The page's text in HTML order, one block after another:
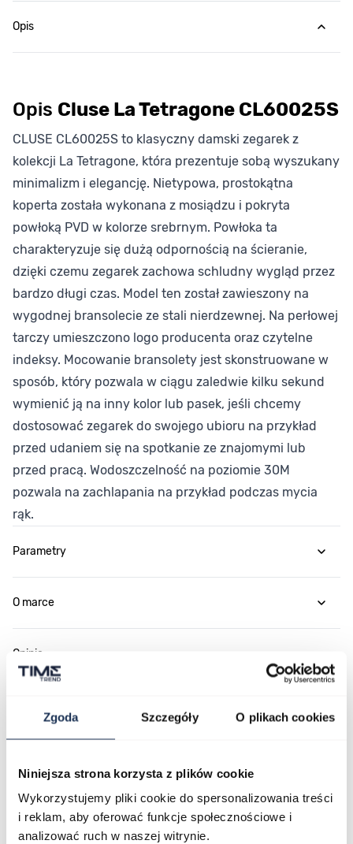
Zgoda Szczegóły O plikach cookies
Niniejsza strona korzysta z plików cookie
Wykorzystujemy pliki cookie do spersonalizowania treści
i reklam, aby oferować funkcje społecznościowe i
analizować ruch w naszej witrynie.
Opis
Opis Cluse La Tetragone CL60025S
CLUSE CL60025S to klasyczny damski zegarek z
kolekcji La Tetragone, która prezentuje sobą wyszukany
minimalizm i elegancję. Nietypowa, prostokątna
koperta została wykonana z mosiądzu i pokryta
powłoką PVD w kolorze srebrnym. Powłoka ta
charakteryzuje się dużą odpornością na ścieranie,
dzięki czemu zegarek zachowa schludny wygląd przez
bardzo długi czas. Model ten został zawieszony na
wygodnej bransolecie ze stali nierdzewnej. Na perłowej
tarczy umieszczono logo producenta oraz czytelne
indeksy. Mocowanie bransolety jest skonstruowane w
sposób, który pozwala w ciągu zaledwie kilku sekund
wymienić ją na inny kolor lub pasek, jeśli chcemy
dostosować zegarek do swojego ubioru na przykład
przed udaniem się na spotkanie ze znajomymi lub
przed pracą. Wodoszczelność na poziomie 30M
pozwala na zachlapania na przykład podczas mycia
rąk.
Parametry
O marce
Opinie